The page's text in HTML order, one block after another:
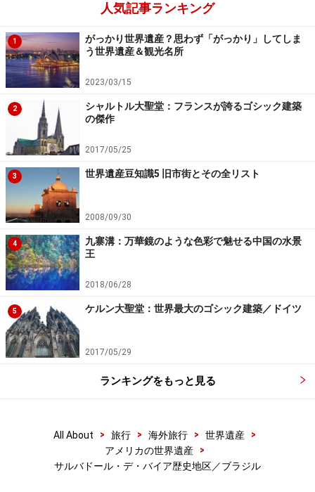
ダンス格闘技、カポエイラ。逆立ちやバック宙などアクロバ
ティックなその動きはさまざまなダンスに取り入れられてい
る
サルバドールという街の特徴はこうしたダンスや音楽に
よく表れている。
この地にダンスや音楽をもたらしたのはアフリカから運
ばれてきた黒人奴隷たちだ。16～19世紀、数百万の黒人
奴隷が輸入され、サルバドールのサトウキビ・プランテ
ーションで強制労働に従事していた。彼らが農園で広め
たダンスが「カンドンブレ」だ。
カンドンブレは神々の姿や動きを象って祈りを捧げる宗
教ダンス。打楽器をバックに、シャーマンが神々を憑依
させてさまざまなダンスを踊る。
わって誕生したのが「サンバ」だ。宗教ダンスは誰にも
ル中に浸透した。そしてサルバドールではサンバにレゲ
エやポップスのテイストを加えて「アシェ」へと進化し
人気記事ランキング
1
がっかり世界遺産？思わず「がっかり」してしま
う世界遺産＆観光名所
2023/03/15
2
シャルトル大聖堂：フランスが誇るゴシック建築
の傑作
2017/05/25
3 世界遺産豆知識5 旧市街とその全リスト
2008/09/30
4
九寨溝：万華鏡のような色彩で魅せる中国の水景
王
2018/06/28
5 ケルン大聖堂：世界最大のゴシック建築／ドイツ
2017/05/29
ランキングをもっと見る
All About > 旅行 > 海外旅行 > 世界遺産
>
アメリカの世界遺産
>
サルバドール・デ・バイア歴史地区／ブラジル